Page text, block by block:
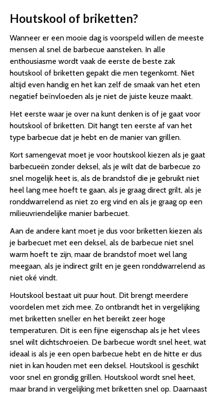
Houtskool of briketten?
Wanneer er een mooie dag is voorspeld willen de meeste
mensen al snel de barbecue aansteken. In alle
enthousiasme wordt vaak de eerste de beste zak
houtskool of briketten gepakt die men tegenkomt. Niet
altijd even handig en het kan zelf de smaak van het eten
negatief beïnvloeden als je niet de juiste keuze maakt.
Het eerste waar je over na kunt denken is of je gaat voor
houtskool of briketten. Dit hangt ten eerste af van het
type barbecue dat je hebt en de manier van grillen.
Kort samengevat moet je voor houtskool kiezen als je gaat
barbecueën zonder deksel, als je wilt dat de barbecue zo
snel mogelijk heet is, als de brandstof die je gebruikt niet
heel lang mee hoeft te gaan, als je graag direct grilt, als je
ronddwarrelend as niet zo erg vind en als je graag op een
milieuvriendelijke manier barbecuet.
Aan de andere kant moet je dus voor briketten kiezen als
je barbecuet met een deksel, als de barbecue niet snel
warm hoeft te zijn, maar de brandstof moet wel lang
meegaan, als je indirect grilt en je geen ronddwarrelend as
niet oké vindt.
Houtskool bestaat uit puur hout. Dit brengt meerdere
voordelen met zich mee. Zo ontbrandt het in vergelijking
met briketten sneller en het bereikt zeer hoge
temperaturen. Dit is een fijne eigenschap als je het vlees
snel wilt dichtschroeien. De barbecue wordt snel heet, wat
ideaal is als je een open barbecue hebt en de hitte er dus
niet in kan houden met een deksel. Houtskool is geschikt
voor snel en grondig grillen. Houtskool wordt snel heet,
maar brand in vergelijking met briketten snel op. Daarnaast